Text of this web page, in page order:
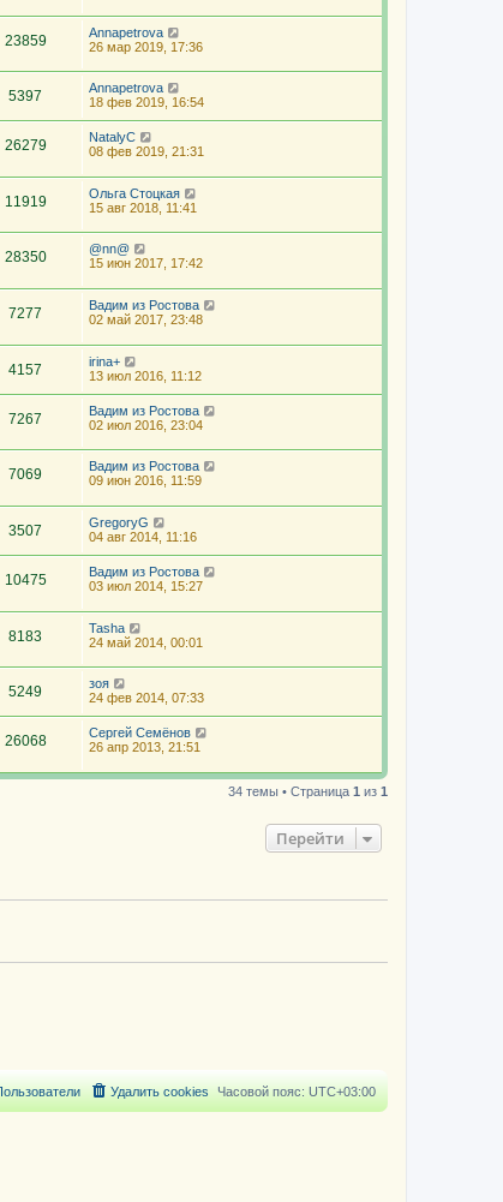
23859
Annapetrova
26 мар 2019, 17:36
5397
Annapetrova
18 фев 2019, 16:54
26279
NatalyС
08 фев 2019, 21:31
11919
Ольга Стоцкая
15 авг 2018, 11:41
28350
@nn@
15 июн 2017, 17:42
7277
Вадим из Ростова
02 май 2017, 23:48
4157
irina+
13 июл 2016, 11:12
7267
Вадим из Ростова
02 июл 2016, 23:04
7069
Вадим из Ростова
09 июн 2016, 11:59
3507
GregoryG
04 авг 2014, 11:16
10475
Вадим из Ростова
03 июл 2014, 15:27
8183
Tasha
24 май 2014, 00:01
5249
зоя
24 фев 2014, 07:33
26068
Сергей Семёнов
26 апр 2013, 21:51
34 темы • Страница 1 из 1
Перейти
Часовой пояс: UTC+03:00
Удалить cookies